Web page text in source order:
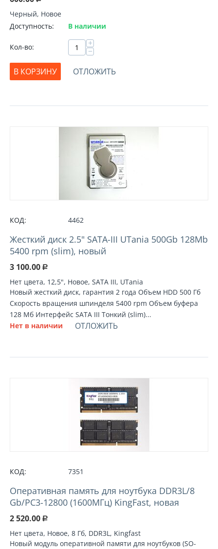
Черный, Новое
Доступность:
В наличии
Кол-во: +
−
В КОРЗИНУ
ОТЛОЖИТЬ
КОД: 4462
Жесткий диск 2.5" SATA-III UTania 500Gb 128Mb
5400 rpm (slim), новый
3 100.00 Р
Нет цвета, 12,5", Новое, SATA III, UTania
Новый жесткий диск, гарантия 2 года Объем HDD 500 Гб
Скорость вращения шпинделя 5400 rpm Объем буфера
128 Мб Интерфейс SATA III Тонкий (slim)...
Нет в наличии
ОТЛОЖИТЬ
КОД: 7351
Оперативная память для ноутбука DDR3L/8
Gb/PC3-12800 (1600МГц) KingFast, новая
2 520.00 Р
Нет цвета, Новое, 8 Гб, DDR3L, Kingfast
Новый модуль оперативной памяти для ноутбуков (SO-